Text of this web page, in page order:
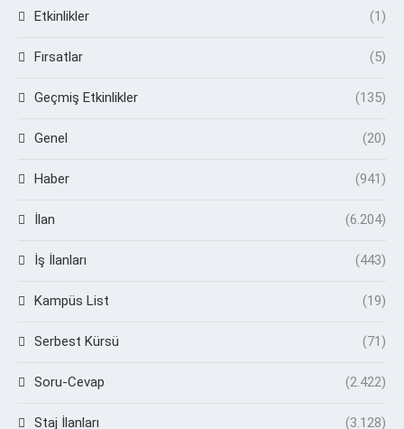
Etkinlikler (1)
Fırsatlar (5)
Geçmiş Etkinlikler (135)
Genel (20)
Haber (941)
İlan (6.204)
İş İlanları (443)
Kampüs List (19)
Serbest Kürsü (71)
Soru-Cevap (2.422)
Staj İlanları (3.128)